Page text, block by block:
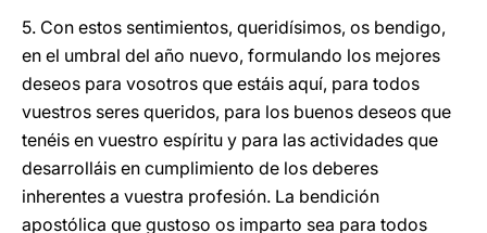
5. Con estos sentimientos, queridísimos, os bendigo,
en el umbral del año nuevo, formulando los mejores
deseos para vosotros que estáis aquí, para todos
vuestros seres queridos, para los buenos deseos que
tenéis en vuestro espíritu y para las actividades que
desarrolláis en cumplimiento de los deberes
inherentes a vuestra profesión. La bendición
apostólica que gustoso os imparto sea para todos